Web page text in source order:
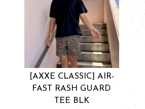
[AXXE CLASSIC] AIR-
FAST RASH GUARD
TEE BLK